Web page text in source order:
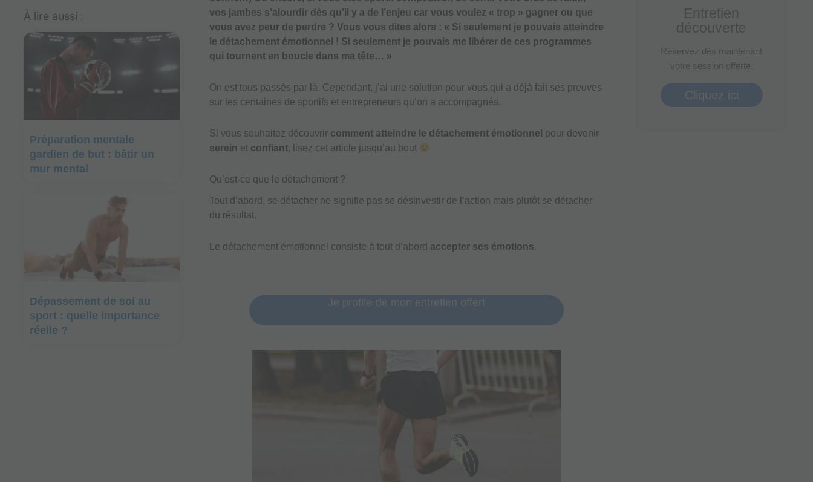
À lire aussi :
Préparation mentale
gardien de but : bâtir un
mur mental
Dépassement de soi au
sport : quelle importance
réelle ?
ou
diminuer
le
vos jambes s’alourdir dès qu’il y a de l’enjeu car vous voulez « trop » gagner ou que
vous avez peur de perdre ? Vous vous dites alors : « Si seulement je pouvais atteindre
le détachement émotionnel ! Si seulement je pouvais me libérer de ces programmes
qui tournent en boucle dans ma tête… »
On est tous passés par là. Cependant, j’ai une solution pour vous qui a déjà fait ses preuves
sur les centaines de sportifs et entrepreneurs qu’on a accompagnés.
Si vous souhaitez découvrir comment atteindre le détachement émotionnel pour devenir
serein et confiant, lisez cet article jusqu’au bout
Qu’est-ce que le détachement ?
Tout d’abord, se détacher ne signifie pas se désinvestir de l’action mais plutôt se détacher
du résultat.
Le détachement émotionnel consiste à tout d’abord accepter ses émotions.
Je profite de mon entretien offert
Entretien
découverte
Réservez dès maintenant
votre session offerte.
Cliquez ici